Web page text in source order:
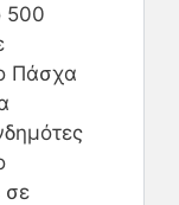
500
Πάσχα
σε